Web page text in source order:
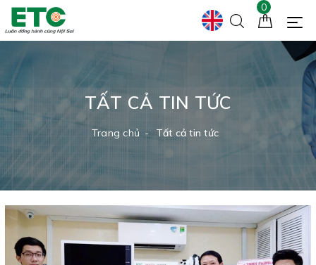
0
TẤT CẢ TIN TỨC
Trang chủ Tất cả tin tức